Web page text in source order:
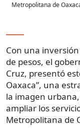
Metropolitana de
Con una
de pesos, el
Cruz, presentó
Oaxaca”, una
la imagen urbana,
ampliar los
Metropolitana de